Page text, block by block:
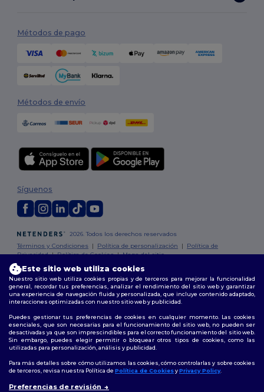
Métodos de pago
Métodos de envío
2026. Todos los derechos reservados
Términos y Condiciones | Política de personalización | Política de
Privacidad|Política de Cookies|Mapa del sitio
Síguenos
Madrid| Barcelona | Valencia|Seville |Zaragoza|Málaga |Murcia |
Palma | Bilbao | Alicante
Este sitio web utiliza cookies
Nuestro sitio web utiliza cookies propias y de terceros para mejorar la funcionalidad
general, recordar tus preferencias, analizar el rendimiento del sitio web y garantizar
una experiencia de navegación fluida y personalizada, que incluye contenido adaptado,
interacciones optimizadas con nuestro sitio web y publicidad.
Puedes gestionar tus preferencias de cookies en cualquier momento. Las cookies
esenciales, que son necesarias para el funcionamiento del sitio web, no pueden ser
desactivadas ya que son imprescindibles para el correcto funcionamiento del sitio web.
Sin embargo, puedes elegir permitir o bloquear otros tipos de cookies, como las
utilizadas para personalización, análisis y publicidad.
Para más detalles sobre cómo utilizamos las cookies, cómo controlarlas y sobre cookies
de terceros, revisa nuestra Política de Política de CookiesyPrivacy Policy.
Preferencias de revisión